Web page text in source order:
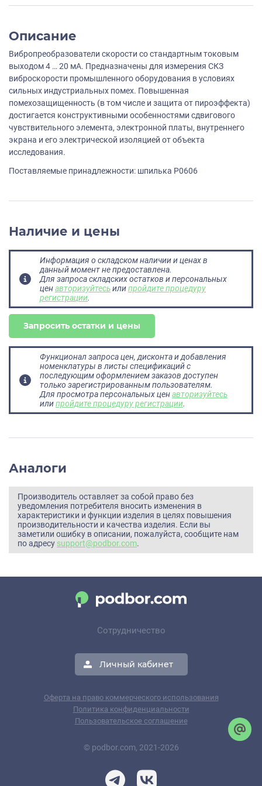
Описание
Вибропреобразователи скорости со стандартным токовым
выходом 4 … 20 мА. Предназначены для измерения СКЗ
виброскорости промышленного оборудования в условиях
сильных индустриальных помех. Повышенная
помехозащищенность (в том числе и защита от пироэффекта)
достигается конструктивными особенностями сдвигового
чувствительного элемента, электронной платы, внутреннего
экрана и его электрической изоляцией от объекта
исследования.
Поставляемые принадлежности: шпилька P0606
Наличие и цены
Информация о складском наличии и ценах в
данный момент не предоставлена.
Для запроса складских остатков и персональных
ценавторизуйтесьилипройдите процедуру
регистрации.
Запросить остатки и цены
Функционал запроса цен, дисконта и добавления
номенклатуры в листы спецификаций с
последующим оформлением заказов доступен
только зарегистрированным пользователям.
Для просмотра персональных ценавторизуйтесь
илипройдите процедуру регистрации.
Аналоги
Производитель оставляет за собой право без
уведомления потребителя вносить изменения в
характеристики и функции изделия в целях повышения
производительности и качества изделия. Если вы
заметили ошибку в описании, пожалуйста, сообщите нам
по адресу support@podbor.com.
Сотрудничество
Личный кабинет
Оферта на право коммерческого использования
Политика конфиденциальности
Пользовательское соглашение
© podbor.com, 2021-2026